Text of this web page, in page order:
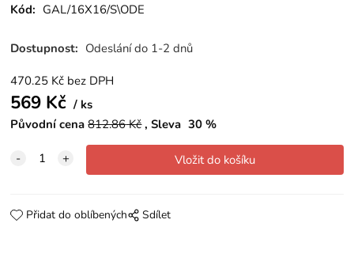
Kód: GAL/16X16/S\ODE
Dostupnost: Odeslání do 1-2 dnů
470.25 Kč bez DPH
569 Kč
ks
Původní cena 812.86Kč Sleva 30 %
Přidat do oblíbených Sdílet